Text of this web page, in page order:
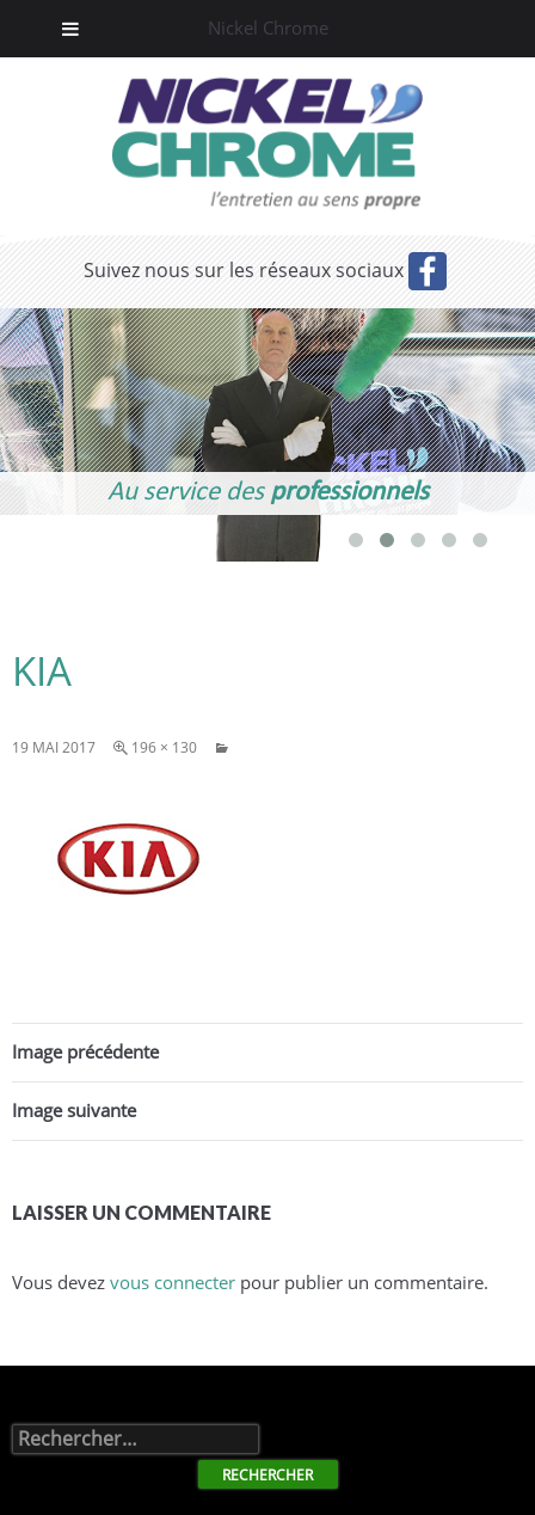
Suivez nous sur les réseaux sociaux
Au service des professionnels
KIA
19 MAI 2017 196 × 130
Image précédente
Image suivante
LAISSER UN COMMENTAIRE
Vous devez vous connecter pour publier un commentaire.
Rechercher :
Nickel Chrome